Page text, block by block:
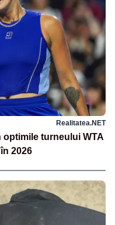
Realitatea.NET
turneului WTA
2026